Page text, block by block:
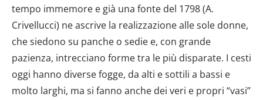
tempo immemore e già una fonte del 1798 (A.
Crivellucci) ne ascrive la realizzazione alle sole donne,
che siedono su panche o sedie e, con grande
pazienza, intrecciano forme tra le più disparate. I cesti
oggi hanno diverse fogge, da alti e sottili a bassi e
molto larghi, ma si fanno anche dei veri e propri “vasi”